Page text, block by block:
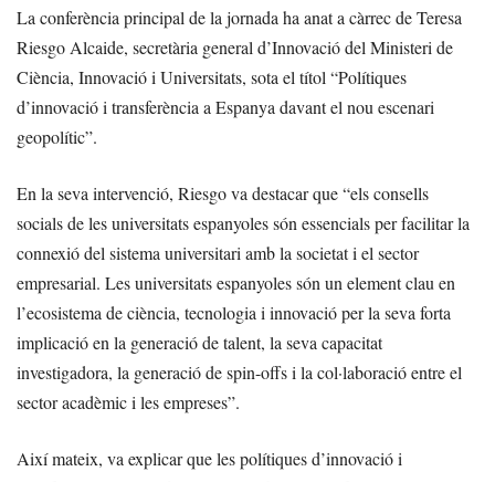
La conferència principal de la jornada ha anat a càrrec de Teresa
Riesgo Alcaide, secretària general d’Innovació del Ministeri de
Ciència, Innovació i Universitats, sota el títol “Polítiques
d’innovació i transferència a Espanya davant el nou escenari
geopolític”.
En la seva intervenció, Riesgo va destacar que “els consells
socials de les universitats espanyoles són essencials per facilitar la
connexió del sistema universitari amb la societat i el sector
empresarial. Les universitats espanyoles són un element clau en
l’ecosistema de ciència, tecnologia i innovació per la seva forta
implicació en la generació de talent, la seva capacitat
investigadora, la generació de spin-offs i la col·laboració entre el
sector acadèmic i les empreses”.
Així mateix, va explicar que les polítiques d’innovació i